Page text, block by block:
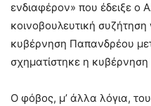
ενδιαφέρον» που έδειξε ο
κοινοβουλευτική
κυβέρνηση Παπανδρέου
σχηματίστηκε η
Ο φόβος, μ’ άλλα λόγια,